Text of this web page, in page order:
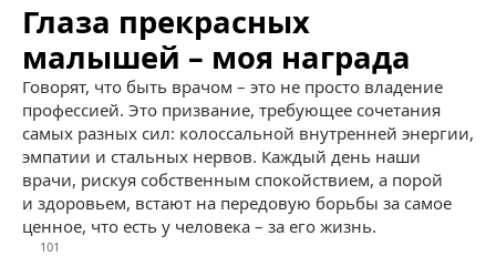
Глаза прекрасных
малышей – моя награда
Говорят, что быть врачом – это не просто владение
профессией. Это призвание, требующее сочетания
самых разных сил: колоссальной внутренней энергии,
эмпатии и стальных нервов. Каждый день наши
врачи, рискуя собственным спокойствием, а порой
и здоровьем, встают на передовую борьбы за самое
ценное, что есть у человека – за его жизнь.
101